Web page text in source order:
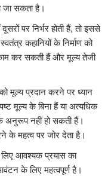
जा सकता है।
पर निर्भर होती हैं, तो इससे
कहानियों के निर्माण को
कर सकती हैं और मूल्य तेजी
मूल्य प्रदान करने पर ध्यान
मूल्य के बिना हैं या अत्यधिक
अनुरूप नहीं हो सकती हैं।
के महत्व पर जोर देता है।
लिए आवश्यक प्रयास का
के लिए महत्वपूर्ण है।